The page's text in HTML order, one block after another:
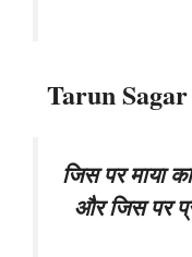
Tarun
जिस पर माया
और जिस पर